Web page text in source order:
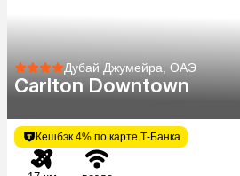
Дубай Джумейра, ОАЭ
Carlton Downtown
Кешбэк 4% по карте Т-Банка